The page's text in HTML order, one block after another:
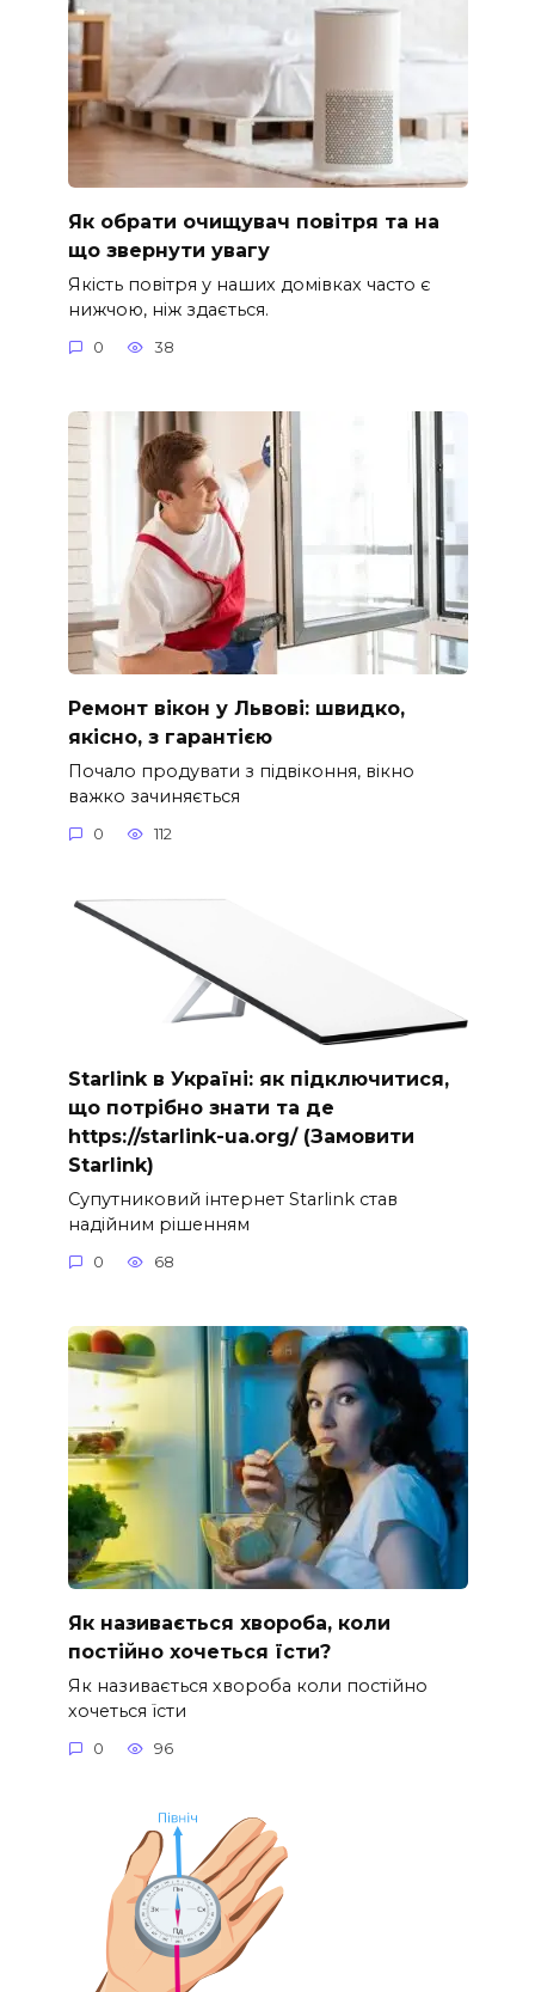
Як обрати очищувач повітря та на
що звернути увагу
Якість повітря у наших домівках часто є
нижчою, ніж здається.
0 38
Ремонт вікон у Львові: швидко,
якісно, з гарантією
Почало продувати з підвіконня, вікно
важко зачиняється
0 112
Starlink в Україні: як підключитися,
що потрібно знати та де
https://starlink-ua.org/ (Замовити
Starlink)
Супутниковий інтернет Starlink став
надійним рішенням
0 68
Як називається хвороба, коли
постійно хочеться їсти?
Як називається хвороба коли постійно
хочеться їсти
0 96